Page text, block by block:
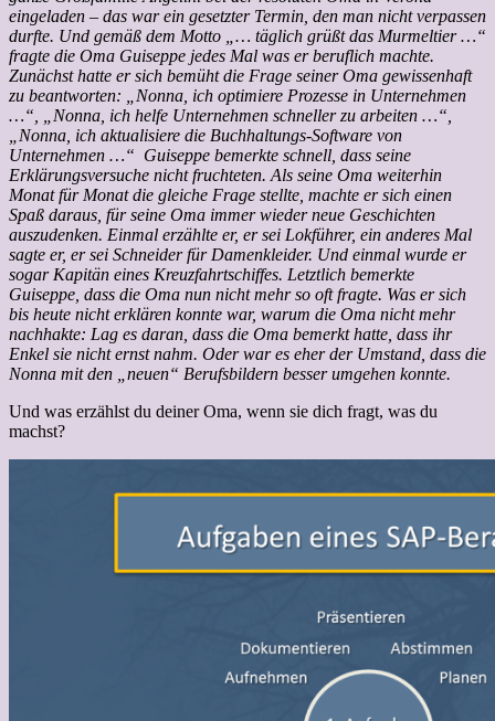
eingeladen – das war ein gesetzter Termin, den man nicht verpassen
durfte. Und gemäß dem Motto „… täglich grüßt das Murmeltier …“
fragte die Oma Guiseppe jedes Mal was er beruflich machte.
Zunächst hatte er sich bemüht die Frage seiner Oma gewissenhaft
zu beantworten: „Nonna, ich optimiere Prozesse in Unternehmen
…“, „Nonna, ich helfe Unternehmen schneller zu arbeiten …“,
„Nonna, ich aktualisiere die Buchhaltungs-Software von
Unternehmen …“ Guiseppe bemerkte schnell, dass seine
Erklärungsversuche nicht fruchteten. Als seine Oma weiterhin
Monat für Monat die gleiche Frage stellte, machte er sich einen
Spaß daraus, für seine Oma immer wieder neue Geschichten
auszudenken. Einmal erzählte er, er sei Lokführer, ein anderes Mal
sagte er, er sei Schneider für Damenkleider. Und einmal wurde er
sogar Kapitän eines Kreuzfahrtschiffes. Letztlich bemerkte
Guiseppe, dass die Oma nun nicht mehr so oft fragte. Was er sich
bis heute nicht erklären konnte war, warum die Oma nicht mehr
nachhakte: Lag es daran, dass die Oma bemerkt hatte, dass ihr
Enkel sie nicht ernst nahm. Oder war es eher der Umstand, dass die
Nonna mit den „neuen“ Berufsbildern besser umgehen konnte.
Und was erzählst du deiner Oma, wenn sie dich fragt, was du
machst?